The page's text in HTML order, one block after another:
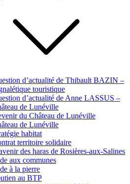
d’actualité de Thibault BAZIN –
touristique
d’actualité de Anne LASSUS –
de Lunéville
du Château de Lunéville
de Lunéville
habitat
territoire solidaire
des haras de Rosières-aux-Salines
aux communes
à la pierre
au BTP